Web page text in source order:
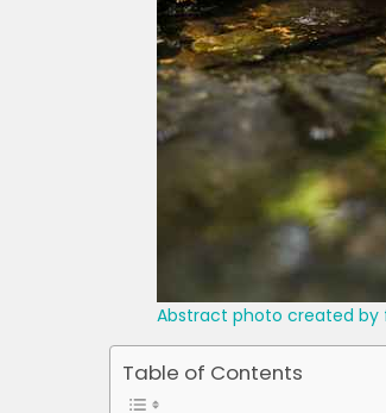
Abstract photo created by
Table of Contents